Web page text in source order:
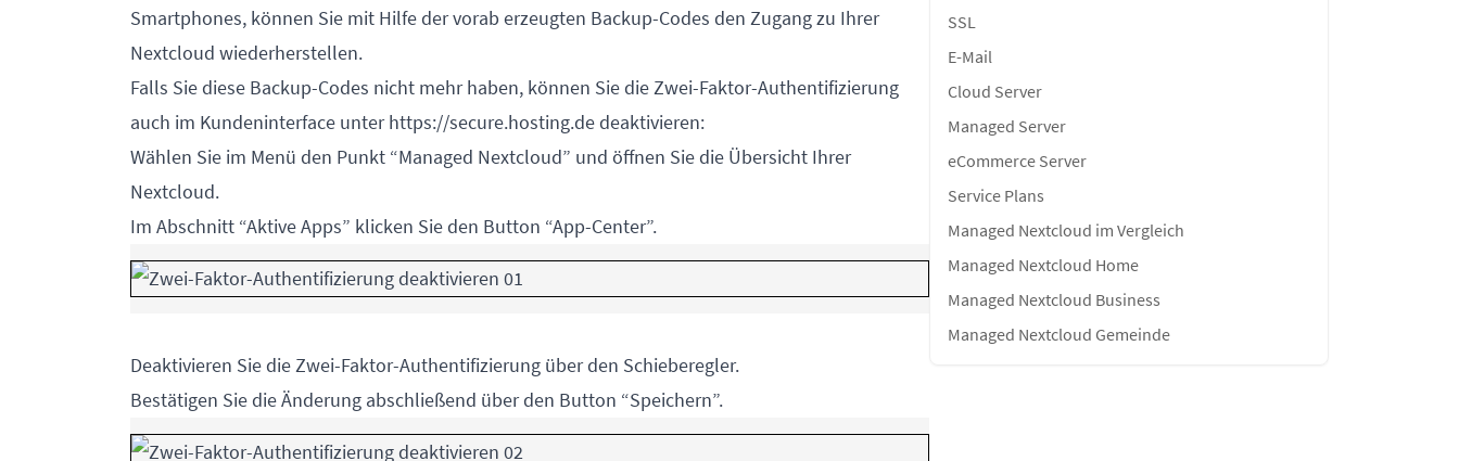
Smartphones, können Sie mit Hilfe der vorab erzeugten Backup-Codes den Zugang zu Ihrer
Nextcloud wiederherstellen.
Falls Sie diese Backup-Codes nicht mehr haben, können Sie die Zwei-Faktor-Authentifizierung
auch im Kundeninterface unterhttps://secure.hosting.dedeaktivieren:
Wählen Sie im Menü den Punkt “Managed Nextcloud” und öffnen Sie die Übersicht Ihrer
Nextcloud.
Im Abschnitt “Aktive Apps” klicken Sie den Button “App-Center”.
Deaktivieren Sie die Zwei-Faktor-Authentifizierung über den Schieberegler.
Bestätigen Sie die Änderung abschließend über den Button “Speichern”.
SSL
E-Mail
Cloud Server
Managed Server
eCommerce Server
Service Plans
Managed Nextcloud im Vergleich
Managed Nextcloud Home
Managed Nextcloud Business
Managed Nextcloud Gemeinde